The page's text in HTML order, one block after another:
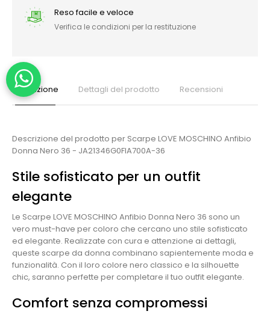
Reso facile e veloce
Verifica le condizioni per la restituzione
Descrizione Dettagli del prodotto Recensioni
Descrizione del prodotto per Scarpe LOVE MOSCHINO Anfibio
Donna Nero 36 - JA21346G0FIA700A-36
Stile sofisticato per un outfit
elegante
Le Scarpe LOVE MOSCHINO Anfibio Donna Nero 36 sono un
vero must-have per coloro che cercano uno stile sofisticato
ed elegante. Realizzate con cura e attenzione ai dettagli,
queste scarpe da donna combinano sapientemente moda e
funzionalità. Con il loro colore nero classico e la silhouette
chic, saranno perfette per completare il tuo outfit elegante.
Comfort senza compromessi